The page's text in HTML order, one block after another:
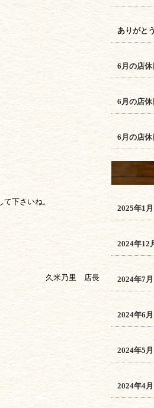
下さいね。
久米乃里 店長
ありがと
6月の店休
6月の店
6月の店休
2025年1月
2024年12
2024年7月
2024年6月
2024年5月
2024年4月